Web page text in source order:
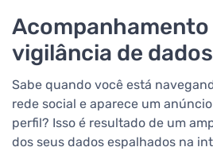
Acompanhamento
vigilância de
Sabe quando você está
rede social e aparece um
perfil? Isso é resultado de um
dos seus dados espalhados na